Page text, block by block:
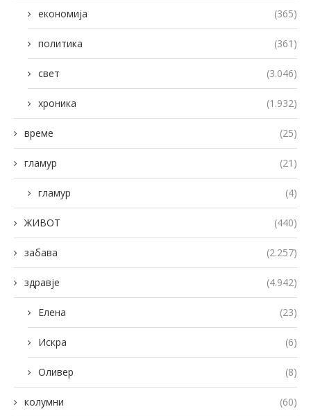
економија (365)
политика (361)
свет (3.046)
хроника (1.932)
време (25)
гламур (21)
гламур (4)
ЖИВОТ (440)
забава (2.257)
здравје (4.942)
Елена (23)
Искра (6)
Оливер (8)
колумни (60)